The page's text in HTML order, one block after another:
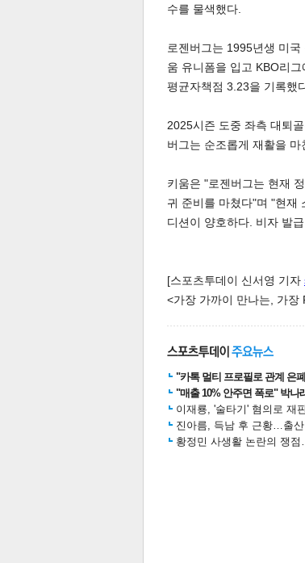
인
스북 터 공 공유 버블
달기
수를 물색했다.
로젠버그는 1995년생 미
움 유니폼을 입고 KBO리
평균자책점 3.23을 기록했
2025시즌 도중 좌측 대퇴
버그는 순조롭게 재활을
키움은 "로젠버그는 현재
귀 준비를 마쳤다"며 "현재
디션이 양호하다. 비자 발
[스포츠투데이 신서영 기자
<가장 가까이 만나는, 가
"카톡 멀티 프로필로 관계 은
"매출 10% 안주면 폭로" 박나
이재룡, '술타기' 혐의로 재
진아름, 득남 후 근황…출
황정민 사생활 논란의 쟁